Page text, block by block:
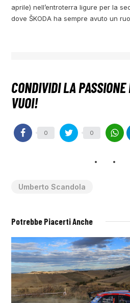
aprile) nell’entroterra ligure per la
dove ŠKODA ha sempre avuto un
0 0
Umberto Scandola
Potrebbe Piacerti Anche